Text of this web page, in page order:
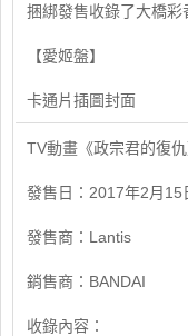
捆綁發售收錄了大橋彩
【愛姬盤】
卡通片插圖封面
​TV動畫《政宗君的復
發售日：2017年2月15
發售商：Lantis
銷售商：BANDAI
收錄內容：